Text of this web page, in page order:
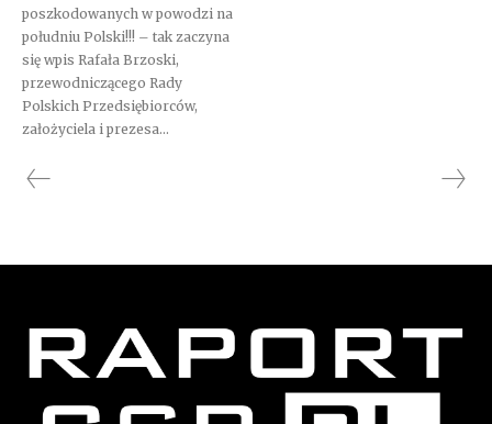
poszkodowanych w powodzi na
południu Polski!!! – tak zaczyna
się wpis Rafała Brzoski,
przewodniczącego Rady
Polskich Przedsiębiorców,
założyciela i prezesa...